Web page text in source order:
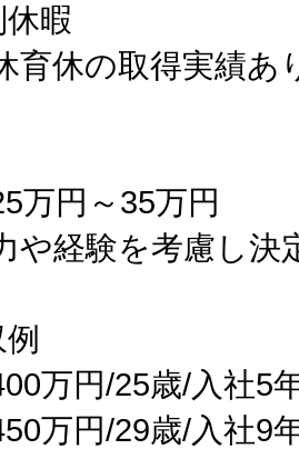
暇
育休の取得実績あ
万円～35万円
や経験を考慮し決
万円/25歳/入社5
万円/29歳/入社9